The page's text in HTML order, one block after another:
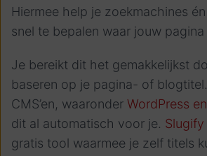
Hiermee help je zoekmachines
snel te bepalen waar jouw
Je bereikt dit het gemakkelijkst
baseren op je pagina- of
CMS’en, waaronder WordPress
dit al automatisch voor je. Slugify
gratis tool waarmee je zelf titels